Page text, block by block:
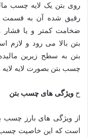
روی بتن یک لایه چسب
رقیق شده آن به
ضخامت کمتر و یا
بتن بالا می رود و
بتن به سطح زیرین
چسب بتن بصورت لایه
ح ویژگی های چسب بتن
از ویژگی های بارز چسب
است که این خاصیت چسب